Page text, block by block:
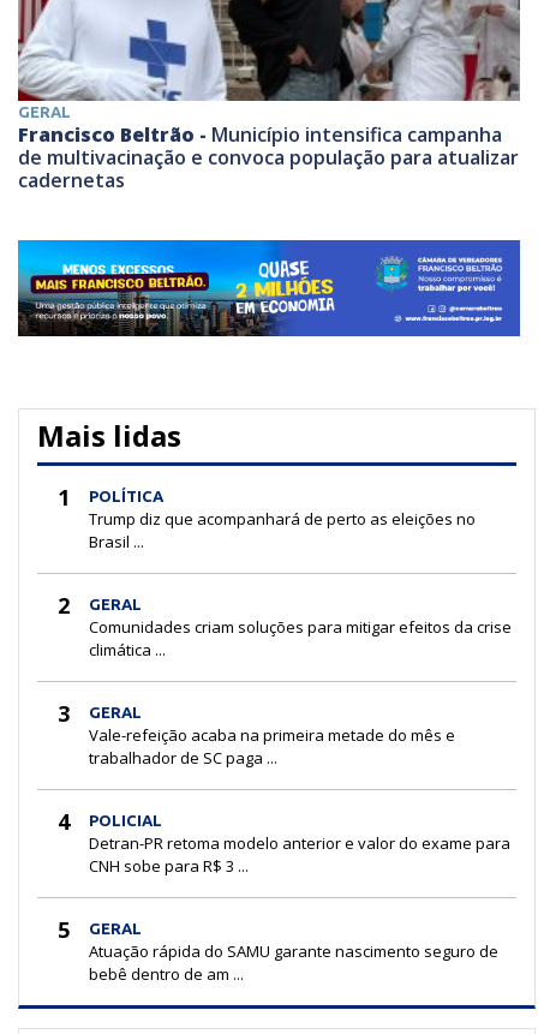
GERAL
Francisco Beltrão - Município intensifica campanha
de multivacinação e convoca população para atualizar
cadernetas
Mais lidas
1 POLÍTICA
Trump diz que acompanhará de perto as eleições no
Brasil ...
2 GERAL
Comunidades criam soluções para mitigar efeitos da crise
climática ...
3 GERAL
Vale-refeição acaba na primeira metade do mês e
trabalhador de SC paga ...
4 POLICIAL
Detran-PR retoma modelo anterior e valor do exame para
CNH sobe para R$ 3 ...
5 GERAL
Atuação rápida do SAMU garante nascimento seguro de
bebê dentro de am ...